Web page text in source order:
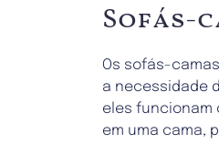
Sofás-
Os sofás-
a necessidade
eles funcionam
em uma cama,